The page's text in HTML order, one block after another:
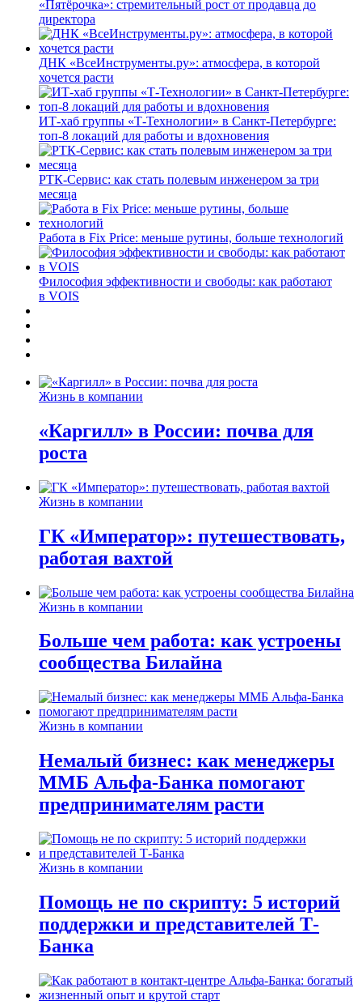
«Пятёрочка»: стремительный рост от продавца до
директора
ДНК «ВсеИнструменты.ру»: атмосфера, в которой
хочется расти
ИТ-хаб группы «Т-Технологии» в Санкт-Петербурге:
топ-8 локаций для работы и вдохновения
РТК-Сервис: как стать полевым инженером за три
месяца
Работа в Fix Price: меньше рутины, больше технологий
Философия эффективности и свободы: как работают
в VOIS
Жизнь в компании
«Каргилл» в России: почва для
роста
Жизнь в компании
ГК «Император»: путешествовать,
работая вахтой
Жизнь в компании
Больше чем работа: как устроены
сообщества Билайна
Жизнь в компании
Немалый бизнес: как менеджеры
ММБ Альфа-Банка помогают
предпринимателям расти
Жизнь в компании
Помощь не по скрипту: 5 историй
поддержки и представителей Т-
Банка